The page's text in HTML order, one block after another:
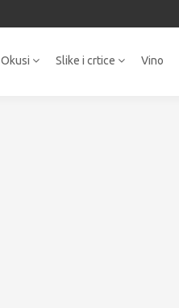
Okusi Slike i crtice Vino